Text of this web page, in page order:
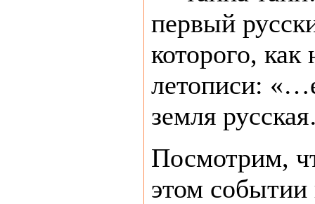
первый
которого, как
летописи:
земля
Посмотрим,
этом событии